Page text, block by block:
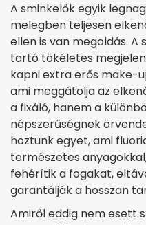
A sminkelők egyik
melegben teljesen
ellen is van megoldás.
tartó tökéletes
kapni extra erős make-
ami meggátolja az
a fixáló, hanem a
népszerűségnek
hoztunk egyet, ami
természetes
fehérítik a fogakat,
garantálják a hosszan
Amiről eddig nem esett